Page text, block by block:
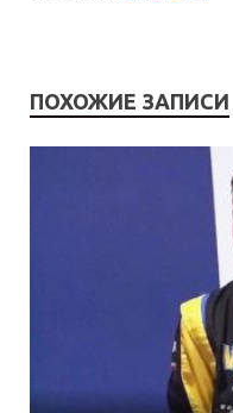
ПОХОЖИЕ ЗАПИСИ